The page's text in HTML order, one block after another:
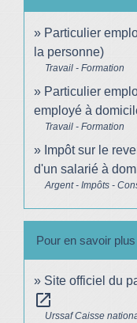
Particulier
la personne)
Travail - Formation
Particulier
employé à
Travail - Formation
Impôt sur le
d'un salarié à
Argent - Impôts -
Pour en savoir plus
Site officiel du
open_in_new
Urssaf Caisse